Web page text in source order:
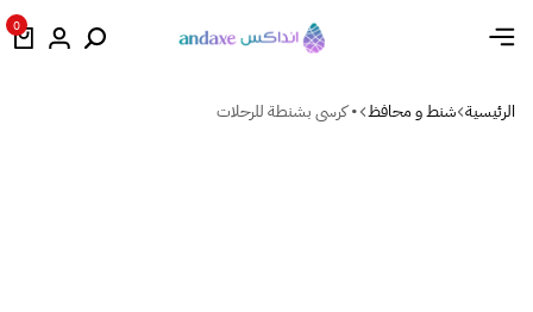
0
الرئيسية شنط و محافظ • كرسى بشنطة للرحلات